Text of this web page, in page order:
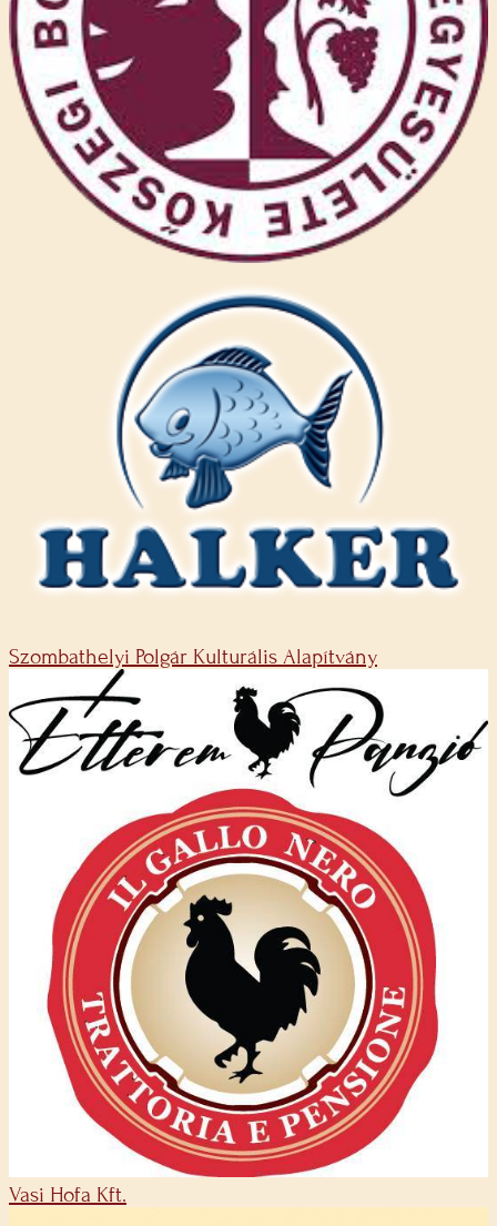
Szombathelyi Polgár Kulturális Alapítvány
Vasi Hofa Kft.